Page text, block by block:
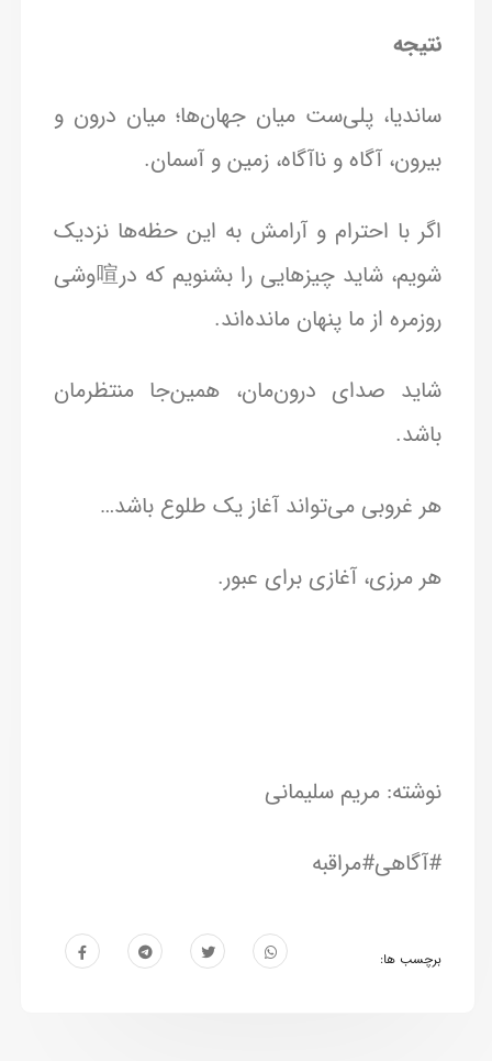
نتیجه
ساندیا، پلی‌ست میان جهان‌ها؛ میان درون و
بیرون، آگاه و ناآگاه، زمین و آسمان.
اگر با احترام و آرامش به این حظه‌ها نزدیک
شویم، شاید چیزهایی را بشنویم که در喧وشی
روزمره از ما پنهان مانده‌اند.
شاید صدای درون‌مان، همین‌جا منتظرمان
باشد.
هر غروبی می‌تواند آغاز یک طلوع باشد…
هر مرزی، آغازی برای عبور.
نوشته: مریم سلیمانی
#آگاهی#مراقبه
برچسب ها: